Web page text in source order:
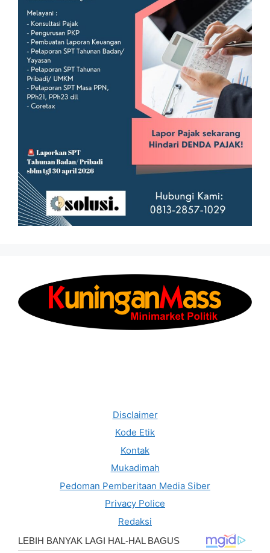
Disclaimer
Kode Etik
Kontak
Mukadimah
Pedoman Pemberitaan Media Siber
Privacy Police
Redaksi